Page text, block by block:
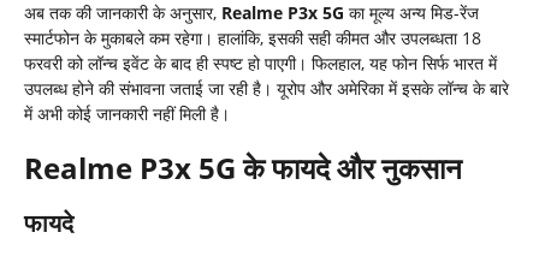
अब तक की जानकारी के अनुसार, Realme P3x 5G का मूल्य अन्य मिड-रेंज
स्मार्टफोन के मुकाबले कम रहेगा। हालांकि, इसकी सही कीमत और उपलब्धता 18
फरवरी को लॉन्च इवेंट के बाद ही स्पष्ट हो पाएगी। फिलहाल, यह फोन सिर्फ भारत में
उपलब्ध होने की संभावना जताई जा रही है। यूरोप और अमेरिका में इसके लॉन्च के बारे
में अभी कोई जानकारी नहीं मिली है।
Realme P3x 5Gके फायदे और नुकसान
फायदे